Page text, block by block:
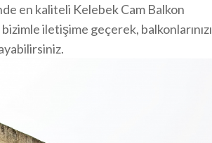
en kaliteli Kelebek Cam Balkon
iletişime geçerek, balkonlarınızı